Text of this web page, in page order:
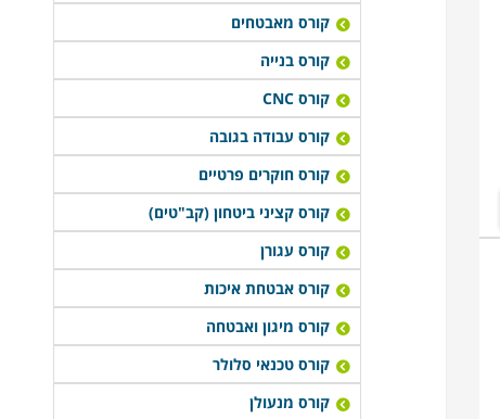
קורס מאבטחים
קורס בנייה
קורס CNC
קורס עבודה בגובה
קורס חוקרים פרטיים
קורס קציני ביטחון (קב"טים)
קורס עגורן
קורס אבטחת איכות
קורס מיגון ואבטחה
קורס טכנאי סלולר
קורס מנעולן